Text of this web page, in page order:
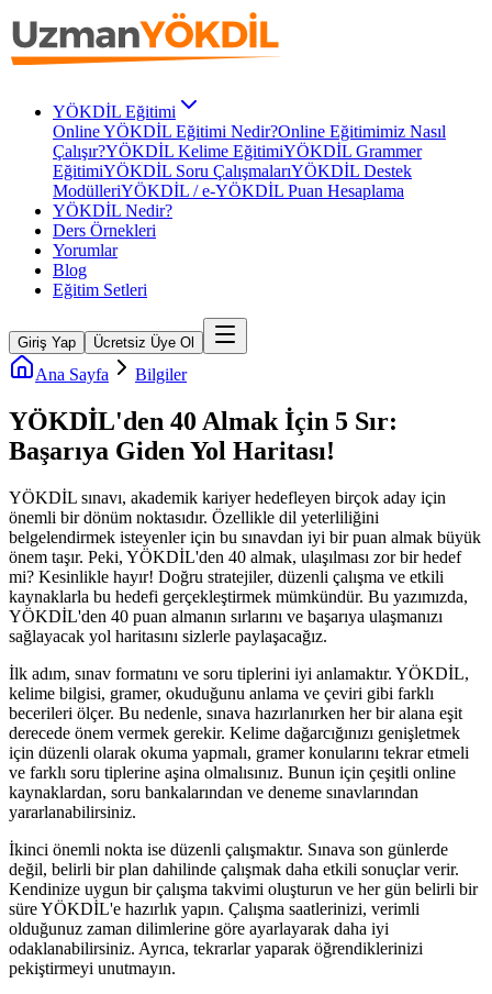
YÖKDİL Eğitimi
Online YÖKDİL Eğitimi Nedir?Online Eğitimimiz Nasıl
Çalışır?YÖKDİL Kelime EğitimiYÖKDİL Grammer
EğitimiYÖKDİL Soru ÇalışmalarıYÖKDİL Destek
ModülleriYÖKDİL / e-YÖKDİL Puan Hesaplama
YÖKDİL Nedir?
Ders Örnekleri
Yorumlar
Blog
Eğitim Setleri
Giriş Yap Ücretsiz Üye Ol
Ana Sayfa Bilgiler
YÖKDİL'den 40 Almak İçin 5 Sır:
Başarıya Giden Yol Haritası!
YÖKDİL sınavı, akademik kariyer hedefleyen birçok aday için
önemli bir dönüm noktasıdır. Özellikle dil yeterliliğini
belgelendirmek isteyenler için bu sınavdan iyi bir puan almak büyük
önem taşır. Peki, YÖKDİL'den 40 almak, ulaşılması zor bir hedef
mi? Kesinlikle hayır! Doğru stratejiler, düzenli çalışma ve etkili
kaynaklarla bu hedefi gerçekleştirmek mümkündür. Bu yazımızda,
YÖKDİL'den 40 puan almanın sırlarını ve başarıya ulaşmanızı
sağlayacak yol haritasını sizlerle paylaşacağız.
İlk adım, sınav formatını ve soru tiplerini iyi anlamaktır. YÖKDİL,
kelime bilgisi, gramer, okuduğunu anlama ve çeviri gibi farklı
becerileri ölçer. Bu nedenle, sınava hazırlanırken her bir alana eşit
derecede önem vermek gerekir. Kelime dağarcığınızı genişletmek
için düzenli olarak okuma yapmalı, gramer konularını tekrar etmeli
ve farklı soru tiplerine aşina olmalısınız. Bunun için çeşitli online
kaynaklardan, soru bankalarından ve deneme sınavlarından
yararlanabilirsiniz.
İkinci önemli nokta ise düzenli çalışmaktır. Sınava son günlerde
değil, belirli bir plan dahilinde çalışmak daha etkili sonuçlar verir.
Kendinize uygun bir çalışma takvimi oluşturun ve her gün belirli bir
süre YÖKDİL'e hazırlık yapın. Çalışma saatlerinizi, verimli
olduğunuz zaman dilimlerine göre ayarlayarak daha iyi
odaklanabilirsiniz. Ayrıca, tekrarlar yaparak öğrendiklerinizi
pekiştirmeyi unutmayın.